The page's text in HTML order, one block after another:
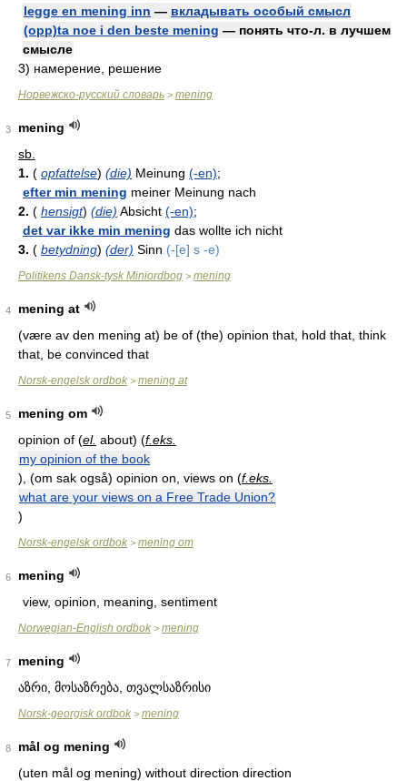
legge en mening inn — вкладывать особый смысл
(opp)ta noe i den beste mening — понять что-л. в лучшем
смысле
3) намерение, решение
Норвежско-русский словарь > mening
3
mening
sb.
1. ( opfattelse) (die) Meinung (-en);
efter min mening meiner Meinung nach
2. ( hensigt) (die) Absicht (-en);
det var ikke min mening das wollte ich nicht
3. ( betydning) (der) Sinn (-[e] s -e)
Politikens Dansk-tysk Miniordbog > mening
4
mening at
(være av den mening at) be of (the) opinion that, hold that, think
that, be convinced that
Norsk-engelsk ordbok > mening at
5
mening om
opinion of (el. about) (f.eks.
my opinion of the book
), (om sak også) opinion on, views on (f.eks.
what are your views on a Free Trade Union?
)
Norsk-engelsk ordbok > mening om
6
mening
view, opinion, meaning, sentiment
Norwegian-English ordbok > mening
7
mening
აზრი, მოსაზრება, თვალსაზრისი
Norsk-georgisk ordbok > mening
8
mål og mening
(uten mål og mening) without direction direction